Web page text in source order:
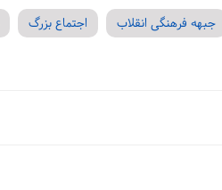
جبهه فرهنگی انقلاب اجتماع بزرگ